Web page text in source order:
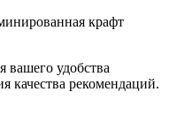
крафт
удобства
качества рекомендаций.